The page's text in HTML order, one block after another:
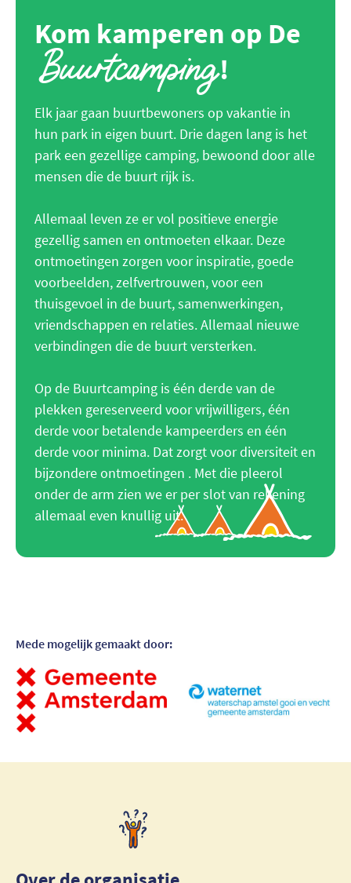
Kom kamperen op De
Buurtcamping!
Elk jaar gaan buurtbewoners op vakantie in
hun park in eigen buurt. Drie dagen lang is het
park een gezellige camping, bewoond door alle
mensen die de buurt rijk is.
Allemaal leven ze er vol positieve energie
gezellig samen en ontmoeten elkaar. Deze
ontmoetingen zorgen voor inspiratie, goede
voorbeelden, zelfvertrouwen, voor een
thuisgevoel in de buurt, samenwerkingen,
vriendschappen en relaties. Allemaal nieuwe
verbindingen die de buurt versterken.
Op de Buurtcamping is één derde van de
plekken gereserveerd voor vrijwilligers, één
derde voor betalende kampeerders en één
derde voor minima. Dat zorgt voor diversiteit en
bijzondere ontmoetingen . Met die pleerol
onder de arm zien we er per slot van rekening
allemaal even knullig uit.
Mede mogelijk gemaakt door:
Bezoek partner